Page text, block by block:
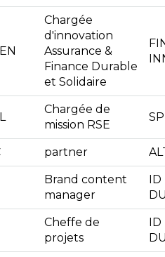
Chargée
d'innovation
Assurance &
Finance Durable
et Solidaire
Chargée de
mission RSE
partner
Brand content
manager
ID
Cheffe de
projets
ID